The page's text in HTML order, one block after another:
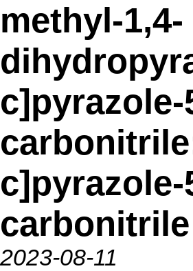
methyl-1,4-
c]pyrazole-
c]pyrazole-
carbonitrile
2023-08-11